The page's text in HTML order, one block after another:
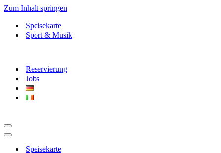
Zum Inhalt springen
Speisekarte
Sport & Musik
Reservierung
Jobs
Navigationsmenü
Navigationsmenü
Speisekarte